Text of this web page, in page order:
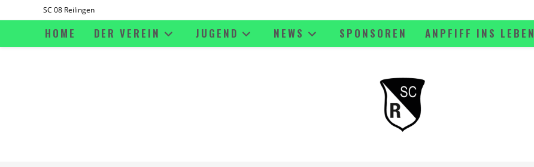
Inhalt
SC 08 Reilingen
HOME DER VEREIN JUGEND NEWS SPONSOREN ANPFIFF INS LEBEN